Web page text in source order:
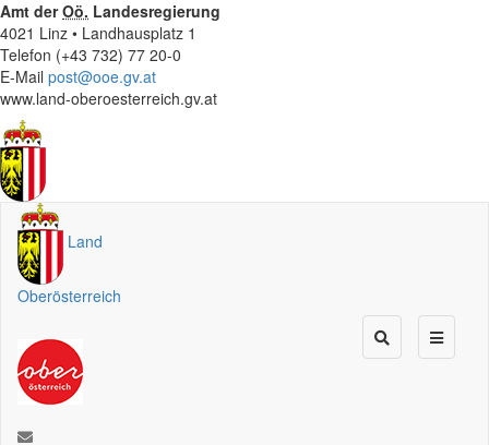
Amt derOö. Landesregierung
4021 Linz • Landhausplatz 1
Telefon (+43 732) 77 20-0
E-Mail post@ooe.gv.at
www.land-oberoesterreich.gv.at
Land
Oberösterreich